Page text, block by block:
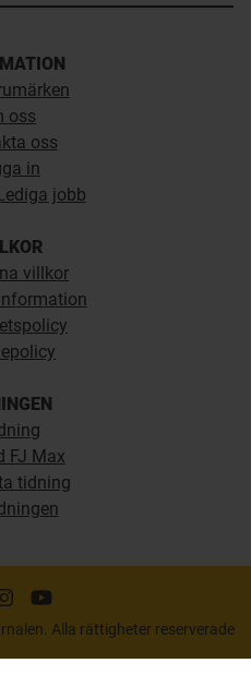
oss
oss
in
jobb
villkor
FJ Max
tidning
Alla rättigheter reserverade